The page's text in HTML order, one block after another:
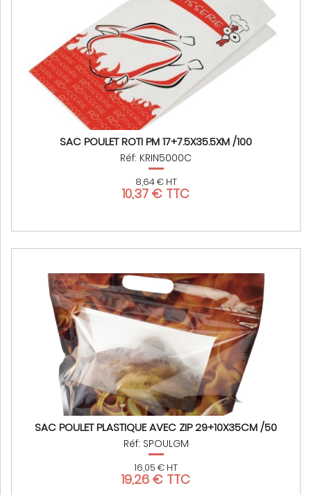
SAC POULET ROTI PM 17+7.5X35.5XM /100
Réf: KRIN5000C
8,64 € HT
10,37 € TTC
SAC POULET PLASTIQUE AVEC ZIP 29+10X35CM /50
Réf: SPOULGM
16,05 € HT
19,26 € TTC